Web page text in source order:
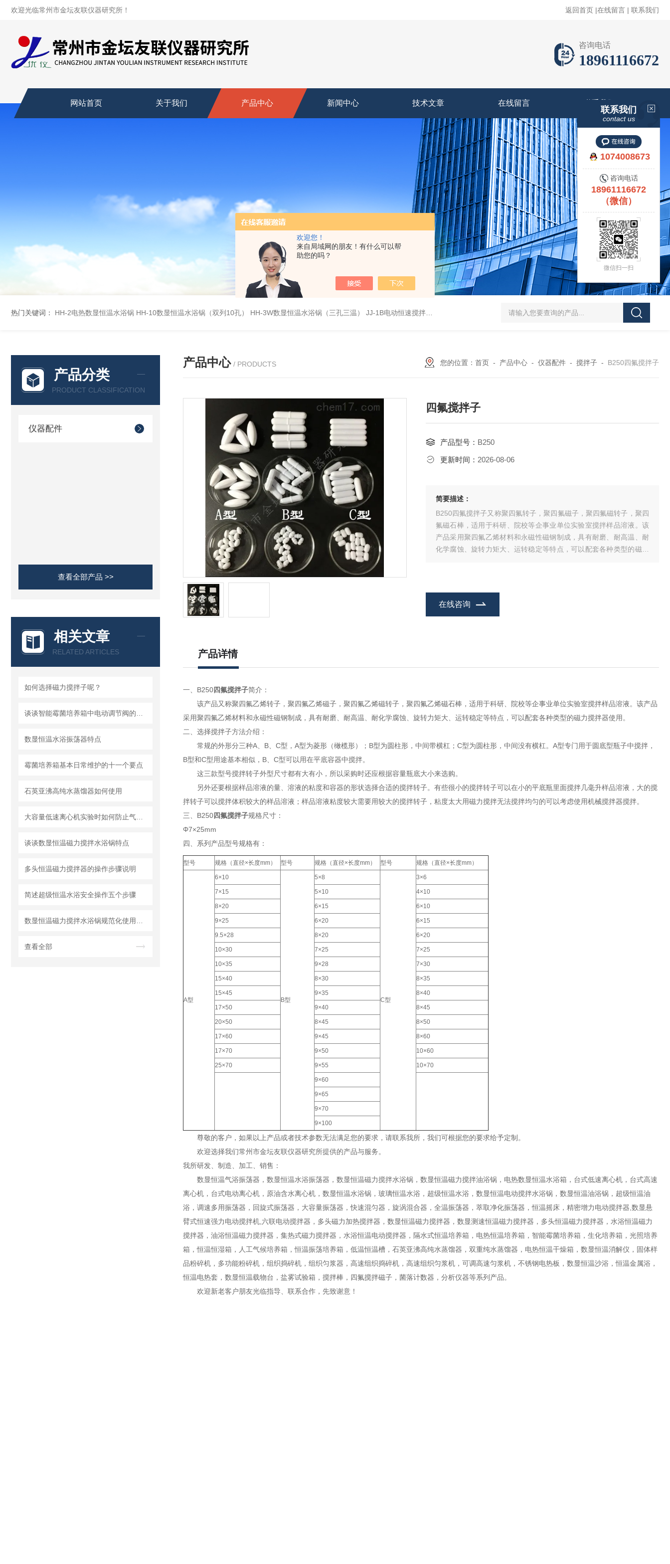
欢迎您！
来自局域网的朋友！有什么可以帮
助您的吗？
欢迎光临常州市金坛友联仪器研究所！ 返回首页 |在线留言 | 联系我们
咨询电话
18961116672
网站首页 关于我们 产品中心 新闻中心 技术文章 在线留言 联系我们
热门关键词： HH-2电热数显恒温水浴锅 HH-10数显恒温水浴锅（双列10孔） HH-3W数显恒温水浴锅（三孔三温） JJ-1B电动恒速搅拌器 SHZ-D（Ⅲ）循环水式多用真空泵厂家价格 XK97-A菌落计数器生产厂家
产品分类
PRODUCT CLASSIFICATION
仪器配件
查看全部产品 >>
相关文章
RELATED ARTICLES
如何选择磁力搅拌子呢？
数显恒温水浴振荡器特点
霉菌培养箱基本日常维护的十一个要点
石英亚沸高纯水蒸馏器如何使用
谈谈数显恒温磁力搅拌水浴锅特点
多头恒温磁力搅拌器的操作步骤说明
简述超级恒温水浴安全操作五个步骤
查看全部
产品中心 / PRODUCTS 您的位置： 首页 - 产品中心 - 仪器配件 - 搅拌子 - B250四氟搅拌子
四氟搅拌子
产品型号： B250
更新时间： 2026-08-06
简要描述：
B250四氟搅拌子又称聚四氟转子，聚四氟磁子，聚四氟磁转子，聚四
氟磁石棒，适用于科研、院校等企事业单位实验室搅拌样品溶液。该
产品采用聚四氟乙烯材料和永磁性磁钢制成，具有耐磨、耐高温、耐
化学腐蚀、旋转力矩大、运转稳定等特点，可以配套各种类型的磁力
在线咨询
产品详情
一、 B250四氟搅拌子简介：
该产品又称聚四氟乙烯转子，聚四氟乙烯磁子，聚四氟乙烯磁转子，聚四氟乙烯磁石棒，适用于科研、院校等企事业单位实验室搅拌样品溶液。该产品
采用聚四氟乙烯材料和永磁性磁钢制成，具有耐磨、耐高温、耐化学腐蚀、旋转力矩大、运转稳定等特点，可以配套各种类型的磁力搅拌器使用。
二、选择搅拌子方法介绍：
常规的外形分三种A、B、C型，A型为菱形（橄榄形）；B型为圆柱形，中间带横杠；C型为圆柱形，中间没有横杠。A型专门用于圆底型瓶子中搅拌，
B型和C型用途基本相似，B、C型可以用在平底容器中搅拌。
这三款型号搅拌转子外型尺寸都有大有小，所以采购时还应根据容量瓶底大小来选购。
另外还要根据样品溶液的量、溶液的粘度和容器的形状选择合适的搅拌转子。有些很小的搅拌转子可以在小的平底瓶里面搅拌几毫升样品溶液，大的搅
拌转子可以搅拌体积较大的样品溶液；样品溶液粘度较大需要用较大的搅拌转子，粘度太大用磁力搅拌无法搅拌均匀的可以考虑使用机械搅拌器搅拌。
三、B250四氟搅拌子规格尺寸：
Φ7×25mm
四、系列产品型号规格有：
型号 规格（直径×长度mm） 型号 规格（直径×长度mm） 型号 规格（直径×长度mm）
A型
6×10
B型
5×8
C型
3×6
7×15 5×10 4×10
8×20 6×15 6×10
9×25 6×20 6×15
9.5×28 8×20 6×20
10×30 7×25 7×25
10×35 9×28 7×30
15×40 8×30 8×35
15×45 9×35 8×40
17×50 9×40 8×45
20×50 8×45 8×50
17×60 9×45 8×60
17×70 9×50 10×60
25×70 9×55 10×70
9×60
9×65
9×70
9×100
尊敬的客户，如果以上产品或者技术参数无法满足您的要求，请联系我所，我们可根据您的要求给予定制。
欢迎选择我们常州市金坛友联仪器研究所提供的产品与服务。
我所研发、制造、加工、销售：
数显恒温气浴振荡器，数显恒温水浴振荡器，数显恒温磁力搅拌水浴锅，数显恒温磁力搅拌油浴锅，电热数显恒温水浴箱，台式低速离心机，台式高速
离心机，台式电动离心机，原油含水离心机，数显恒温水浴锅，玻璃恒温水浴，超级恒温水浴，数显恒温电动搅拌水浴锅，数显恒温油浴锅，超级恒温油
浴，调速多用振荡器，回旋式振荡器，大容量振荡器，快速混匀器，旋涡混合器，全温振荡器，萃取净化振荡器，恒温摇床，精密增力电动搅拌器,数显悬
臂式恒速强力电动搅拌机,六联电动搅拌器，多头磁力加热搅拌器，数显恒温磁力搅拌器，数显测速恒温磁力搅拌器，多头恒温磁力搅拌器，水浴恒温磁力
搅拌器，油浴恒温磁力搅拌器，集热式磁力搅拌器，水浴恒温电动搅拌器，隔水式恒温培养箱，电热恒温培养箱，智能霉菌培养箱，生化培养箱，光照培养
箱，恒温恒湿箱，人工气候培养箱，恒温振荡培养箱，低温恒温槽，石英亚沸高纯水蒸馏器，双重纯水蒸馏器，电热恒温干燥箱，数显恒温消解仪，固体样
品粉碎机，多功能粉碎机，组织捣碎机，组织匀浆器，高速组织捣碎机，高速组织匀浆机，可调高速匀浆机，不锈钢电热板，数显恒温沙浴，恒温金属浴，
恒温电热套，数显恒温载物台，盐雾试验箱，搅拌棒，四氟搅拌磁子，菌落计数器，分析仪器等系列产品。
欢迎新老客户朋友光临指导、联系合作，先致谢意！
联系我们
contact us
1074008673
咨询电话
18961116672
（微信）
微信扫一扫